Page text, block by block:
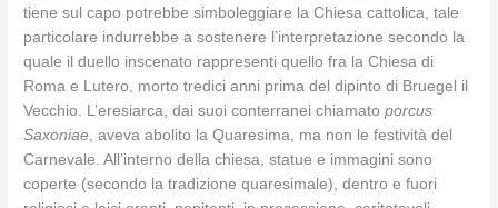
tiene sul capo potrebbe simboleggiare la Chiesa cattolica, tale
particolare indurrebbe a sostenere l’interpretazione secondo la
quale il duello inscenato rappresenti quello fra la Chiesa di
Roma e Lutero, morto tredici anni prima del dipinto di Bruegel il
Vecchio. L’eresiarca, dai suoi conterranei chiamatoporcus
Saxoniae, aveva abolito la Quaresima, ma non le festività del
Carnevale. All’interno della chiesa, statue e immagini sono
coperte (secondo la tradizione quaresimale), dentro e fuori